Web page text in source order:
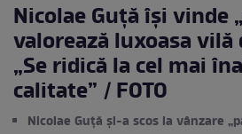
Nicolae Guță își vinde
valorează luxoasa
„Se ridică la cel mai
calitate” / FOTO
Nicolae Guță și-a scos la vânzare